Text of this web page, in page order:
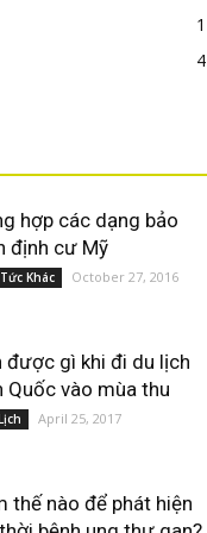
1
4
hợp các dạng bảo
định cư Mỹ
Khác October 27, 2016
được gì khi đi du lịch
Quốc vào mùa thu
April 25, 2017
thế nào để phát hiện